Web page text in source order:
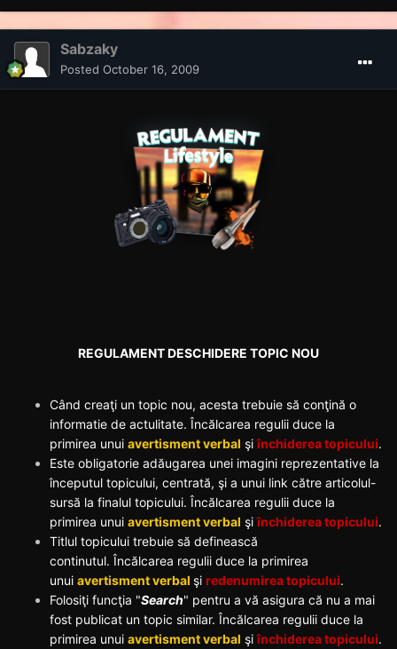
Sabzaky
Posted October 16, 2009
REGULAMENT DESCHIDERE TOPIC NOU
Când creaţi un topic nou, acesta trebuie să conţină o
informatie de actulitate. Încălcarea regulii duce la
primirea unui avertisment verbal şiînchiderea topicului.
Este obligatorie adăugarea unei imagini reprezentative la
începutul topicului, centrată, şi a unui link către articolul-
sursă la finalul topicului. Încălcarea regulii duce la
primirea unui avertisment verbal şiînchiderea topicului.
Titlul topicului trebuie să definească
continutul. Încălcarea regulii duce la primirea
unui avertisment verbal şi redenumirea topicului.
Folosiţi funcţia "Search" pentru a vă asigura că nu a mai
fost publicat un topic similar. Încălcarea regulii duce la
primirea unui avertisment verbal şiînchiderea topicului.